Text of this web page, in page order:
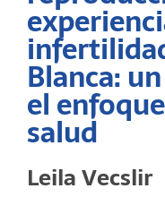
Blanca:
el
salud
Leila Vecslir